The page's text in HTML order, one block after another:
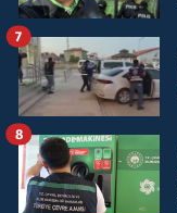
7
8